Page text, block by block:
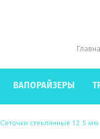
ВАПОРАЙЗЕРЫ
Сеточки стеклянные 12.5 мм